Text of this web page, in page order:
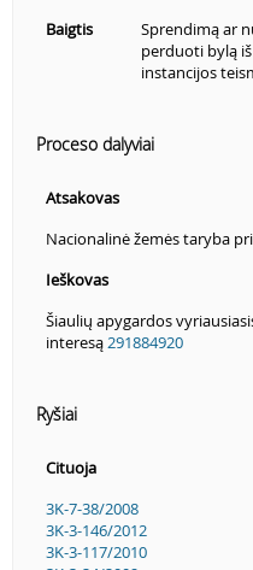
Baigtis
Sprendimą ar
perduoti bylą
instancijos
Proceso dalyviai
Atsakovas
Nacionalinė žemės taryba
Ieškovas
Šiaulių apygardos
interesą291884920
Ryšiai
Cituoja
3K-7-38/2008
3K-3-146/2012
3K-3-117/2010